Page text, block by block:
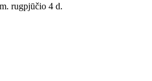
rugpjūčio 4 d.